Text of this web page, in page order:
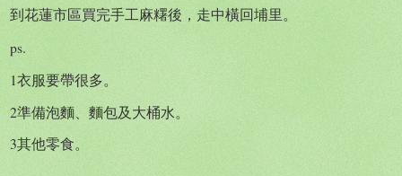
到花蓮市區買完手工麻糬後，走中橫回埔里。
ps.
1衣服要帶很多。
2準備泡麵、麵包及大桶水。
3其他零食。